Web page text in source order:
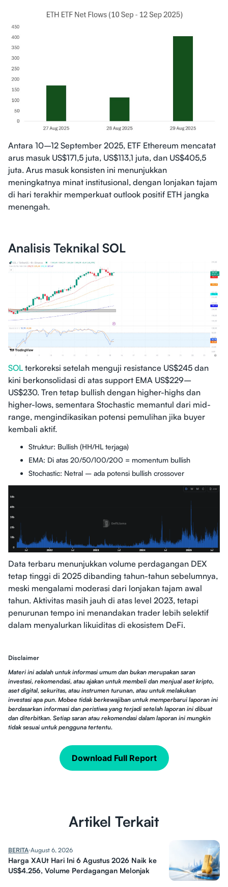
Antara 10–12 September 2025, ETF Ethereum mencatat
arus masuk US$171,5 juta, US$113,1 juta, dan US$405,5
juta. Arus masuk konsisten ini menunjukkan
meningkatnya minat institusional, dengan lonjakan tajam
di hari terakhir memperkuat outlook positif ETH jangka
menengah.
Analisis Teknikal SOL
SOL terkoreksi setelah menguji resistance US$245 dan
kini berkonsolidasi di atas support EMA US$229–
US$230. Tren tetap bullish dengan higher-highs dan
higher-lows, sementara Stochastic memantul dari mid-
range, mengindikasikan potensi pemulihan jika buyer
kembali aktif.
Struktur: Bullish (HH/HL terjaga)
EMA: Di atas 20/50/100/200 = momentum bullish
Stochastic: Netral – ada potensi bullish crossover
Data terbaru menunjukkan volume perdagangan DEX
tetap tinggi di 2025 dibanding tahun-tahun sebelumnya,
meski mengalami moderasi dari lonjakan tajam awal
tahun. Aktivitas masih jauh di atas level 2023, tetapi
penurunan tempo ini menandakan trader lebih selektif
dalam menyalurkan likuiditas di ekosistem DeFi.
Disclaimer
Materi ini adalah untuk informasi umum dan bukan merupakan saran
investasi, rekomendasi, atau ajakan untuk membeli dan menjual aset kripto,
aset digital, sekuritas, atau instrumen turunan, atau untuk melakukan
investasi apa pun. Mobee tidak berkewajiban untuk memperbarui laporan ini
berdasarkan informasi dan peristiwa yang terjadi setelah laporan ini dibuat
dan diterbitkan. Setiap saran atau rekomendasi dalam laporan ini mungkin
tidak sesuai untuk pengguna tertentu.
Download Full Report
Artikel Terkait
BERITA August 6, 2026
Harga XAUt Hari Ini 6 Agustus 2026 Naik ke
US$4.256, Volume Perdagangan Melonjak